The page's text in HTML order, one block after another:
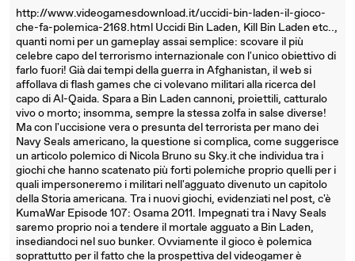
http://www.videogamesdownload.it/uccidi-bin-laden-il-gioco-
che-fa-polemica-2168.html Uccidi Bin Laden, Kill Bin Laden etc..,
quanti nomi per un gameplay assai semplice: scovare il più
celebre capo del terrorismo internazionale con l'unico obiettivo di
farlo fuori! Già dai tempi della guerra in Afghanistan, il web si
affollava di flash games che ci volevano militari alla ricerca del
capo di Al-Qaida. Spara a Bin Laden cannoni, proiettili, catturalo
vivo o morto; insomma, sempre la stessa zolfa in salse diverse!
Ma con l'uccisione vera o presunta del terrorista per mano dei
Navy Seals americano, la questione si complica, come suggerisce
un articolo polemico di Nicola Bruno su Sky.it che individua tra i
giochi che hanno scatenato più forti polemiche proprio quelli per i
quali impersoneremo i militari nell'agguato divenuto un capitolo
della Storia americana. Tra i nuovi giochi, evidenziati nel post, c'è
KumaWar Episode 107: Osama 2011. Impegnati tra i Navy Seals
saremo proprio noi a tendere il mortale agguato a Bin Laden,
insediandoci nel suo bunker. Ovviamente il gioco è polemica
soprattutto per il fatto che la prospettiva del videogamer è